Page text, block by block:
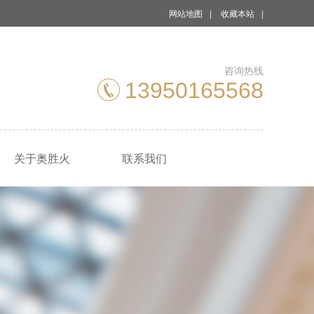
网站地图 | 收藏本站 |
咨询热线
13950165568
关于奥胜火 联系我们